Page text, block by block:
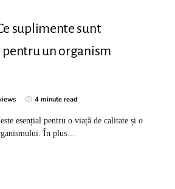
suplimente sunt
un organism
4 minute read
esențial pentru o viață de calitate și o
În plus…